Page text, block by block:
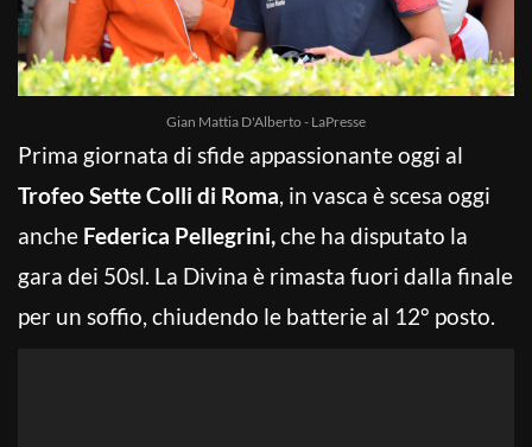
Gian Mattia D'Alberto - LaPresse
Prima giornata di sfide appassionante oggi al
Trofeo Sette Colli di Roma, in vasca è scesa oggi
anche Federica Pellegrini,che ha disputato la
gara dei 50sl. La Divina è rimasta fuori dalla finale
per un soffio, chiudendo le batterie al 12° posto.